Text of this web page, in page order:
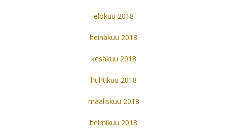
elokuu 2018
heinäkuu 2018
kesäkuu 2018
huhtikuu 2018
maaliskuu 2018
helmikuu 2018